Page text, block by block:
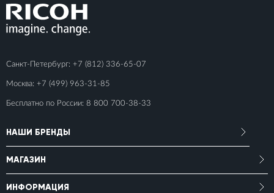
Санкт-Петербург: +7 (812) 336-65-07
Москва: +7 (499) 963-31-85
Бесплатно по России: 8 800 700-38-33
НАШИ БРЕНДЫ
МАГАЗИН
ИНФОРМАЦИЯ